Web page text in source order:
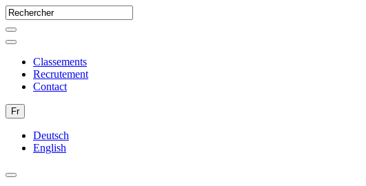
Classements
Recrutement
Contact
Fr
Deutsch
English